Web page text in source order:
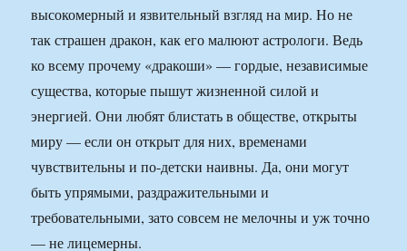
высокомерный и язвительный взгляд на мир. Но не
так страшен дракон, как его малюют астрологи. Ведь
ко всему прочему «дракоши» — гордые, независимые
существа, которые пышут жизненной силой и
энергией. Они любят блистать в обществе, открыты
миру — если он открыт для них, временами
чувствительны и по-детски наивны. Да, они могут
быть упрямыми, раздражительными и
требовательными, зато совсем не мелочны и уж точно
— не лицемерны.